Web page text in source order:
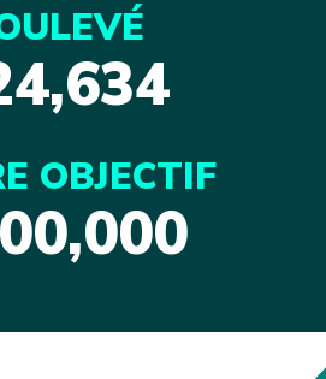
OBJECTIF